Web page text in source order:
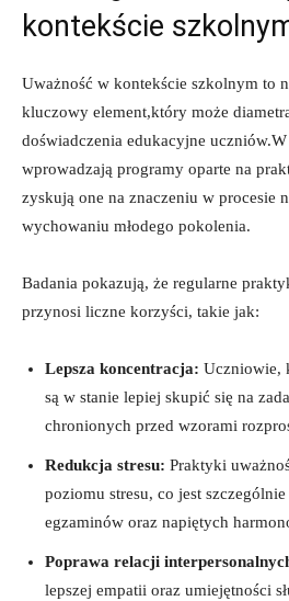
kontekście
Uważność⁢ w kontekście szkolnym to
kluczowy element,który może
doświadczenia ⁤edukacyjne‌
wprowadzają programy oparte na
zyskują one na znaczeniu w procesie
‌wychowaniu młodego pokolenia.
Badania pokazują, że ⁣regularne
przynosi‍ liczne korzyści, takie jak:
Lepsza koncentracja: Uczniowie,‍
są w stanie lepiej skupić ⁤się na
chronionych ⁤przed wzorami
Redukcja stresu: Praktyki
poziomu⁢ stresu, ‌co jest
egzaminów oraz napiętych
Poprawa relacji
lepszej empatii oraz umiejętności